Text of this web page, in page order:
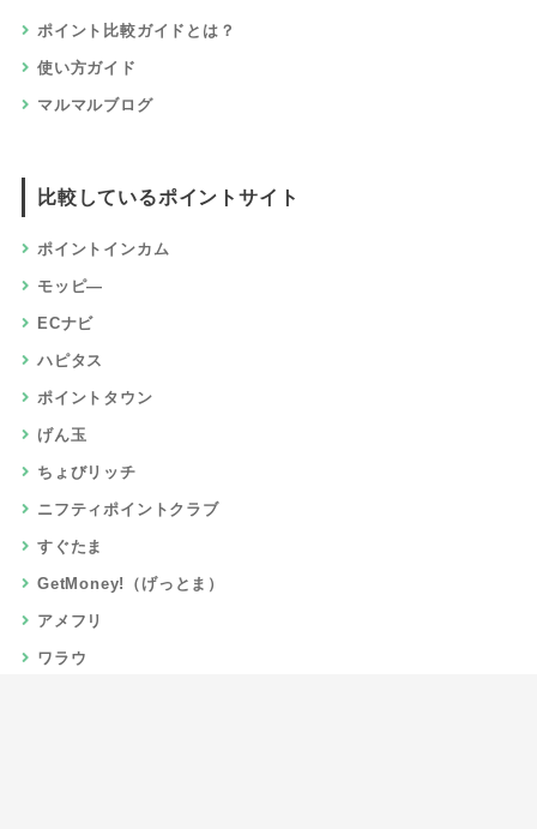
ポイント比較ガイドとは？
使い方ガイド
マルマルブログ
比較しているポイントサイト
ポイントインカム
モッピ―
ECナビ
ハピタス
ポイントタウン
げん玉
ちょびリッチ
ニフティポイントクラブ
すぐたま
GetMoney!（げっとま）
アメフリ
ワラウ